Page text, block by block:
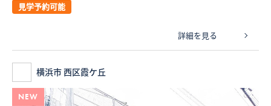
見学予約可能
詳細を見る
横浜市 西区霞ケ丘
NEW